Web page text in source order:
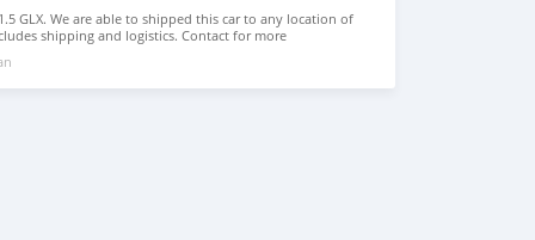
GLX. We are able to shipped this car to any location of
shipping and logistics. Contact for more
Website: https://dreamcars4u.org/